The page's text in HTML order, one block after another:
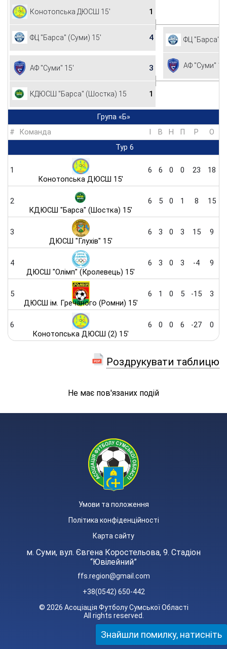
Конотопська ДЮСШ 15' 1
ФЦ "Барса" (Суми) 15' 4
АФ "Суми" 15' 3
КДЮСШ "Барса" (Шостка) 15' 1
ФЦ "Барса"
АФ "Суми" 15'
Група «Б»
#
Команда I В Н П Р
O
Тур 6
1
Конотопська ДЮСШ 15'
6 6 0 0 23 18
2
КДЮСШ "Барса" (Шостка) 15'
6 5 0 1 8 15
3
ДЮСШ "Глухів" 15'
6 3 0 3 15 9
4
ДЮСШ "Олімп" (Кролевець) 15'
6 3 0 3 -4 9
5
ДЮСШ ім. Гречаного (Ромни) 15'
6 1 0 5 -15 3
6
Конотопська ДЮСШ (2) 15'
6 0 0 6 -27 0
Роздрукувати таблицю
Не має пов'язаних подій
Умови та положення
Політика конфіденційності
Карта сайту
м. Суми, вул. Євгена Коростельова, 9. Стадіон
“Ювілейний”
ffs.region@gmail.com
+38(0542) 650-442
© 2026 Асоціація Футболу Сумської Області
All rights reserved.
Знайшли помилку, натисніть